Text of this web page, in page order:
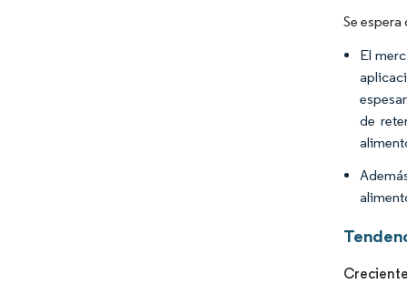
Se
El
de